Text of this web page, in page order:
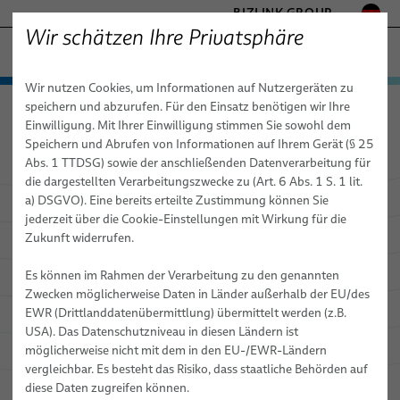
BIZLINK GROUP
− ENGINEERED SOLUTIONS
GESUNDHEITSWESEN
MARINE
MOBILITÄT
HALBLEITERTECHNIK
TELECOM & NETWORKING
SILICONE CABLE SOLUTIONS
Produkte & Dienstleistungen
Automatisierung & Antriebe
FieldLink® Kabel
Konfektionierte Kabel
Dienstleistungen
Energiezuführungen - Kabelmanagementsysteme für
Industrieroboter
Konfektion von Roboterkabeln
Industrielle Roboterschläuche und -leitungen für dynamische
Automatisierungsanwendungen
Schulungen für Automatisierungssysteme
Dienstleistungen
Integrationsbereite Roboter & Kommissionierung
Dienstleistungen für Roboter-Energiezuführungssysteme
Roboter-, SPS- & Offline-Programmierung
Maschinenbau
Kabel
Kabelkonfektionen
Dienstleistungen
Anwendungen
Automatisierung & Antriebstechnik
Robotik
Lichtbogenschweißen
Clinchen
Kleben
Handling
Nieten
Medizintechnische Robotik
Maschinenbau
News
Vertriebsnetz
Über uns
Fabrikautomation & Maschinenbau
Anwendungen
Automatisierung & Antriebstechnik
Automatisierung &
die Zukunft der Automatisierung
Wir schätzen Ihre Privatsphäre
Wir nutzen Cookies, um Informationen auf Nutzergeräten zu
speichern und abzurufen. Für den Einsatz benötigen wir Ihre
Einwilligung. Mit Ihrer Einwilligung stimmen Sie sowohl dem
Speichern und Abrufen von Informationen auf Ihrem Gerät (§ 25
Abs. 1 TTDSG) sowie der anschließenden Datenverarbeitung für
die dargestellten Verarbeitungszwecke zu (Art. 6 Abs. 1 S. 1 lit.
a) DSGVO). Eine bereits erteilte Zustimmung können Sie
jederzeit über die Cookie-Einstellungen mit Wirkung für die
Zukunft widerrufen.
Es können im Rahmen der Verarbeitung zu den genannten
Zwecken möglicherweise Daten in Länder außerhalb der EU/des
EWR (Drittlanddatenübermittlung) übermittelt werden (z.B.
USA). Das Datenschutzniveau in diesen Ländern ist
möglicherweise nicht mit dem in den EU-/EWR-Ländern
vergleichbar. Es besteht das Risiko, dass staatliche Behörden auf
diese Daten zugreifen können.